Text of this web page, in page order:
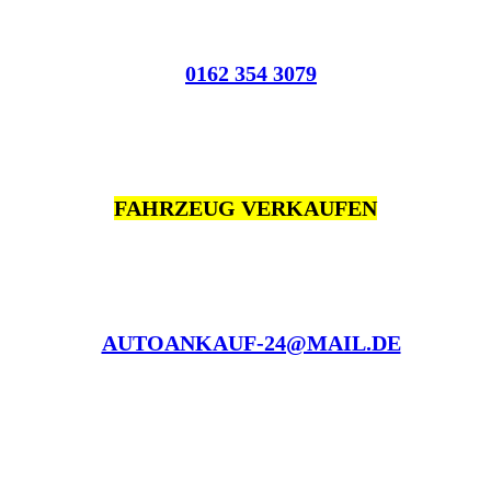
0162 354 3079
FAHRZEUG VERKAUFEN
AUTOANKAUF-24@MAIL.DE